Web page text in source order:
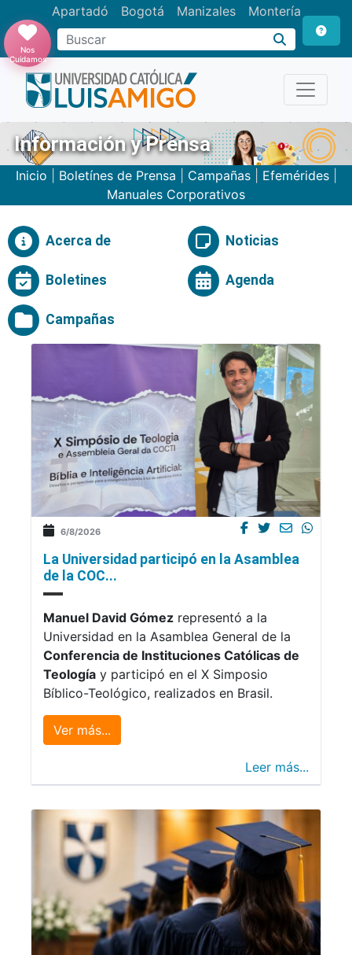
Apartadó Bogotá Manizales Montería
Buscar
Nos
Cuidamos
Información y Prensa
Inicio Boletínes de Prensa Campañas Efemérides
Manuales Corporativos
Acerca de Noticias
Boletines Agenda
Campañas
6/8/2026
La Universidad participó en la Asamblea
de la COC...
Manuel David Gómez representó a la
Universidad en la Asamblea General de la
Conferencia de Instituciones Católicas de
Teología y participó en el X Simposio
Bíblico-Teológico, realizados en Brasil.
Ver más...
Leer más...